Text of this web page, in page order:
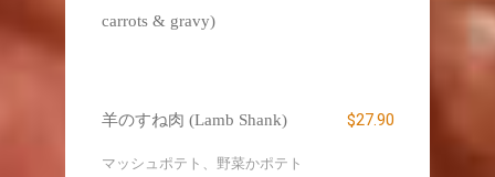
carrots & gravy)
羊のすね肉 (Lamb Shank)
マッシュポテト、野菜かポテト
$27.90